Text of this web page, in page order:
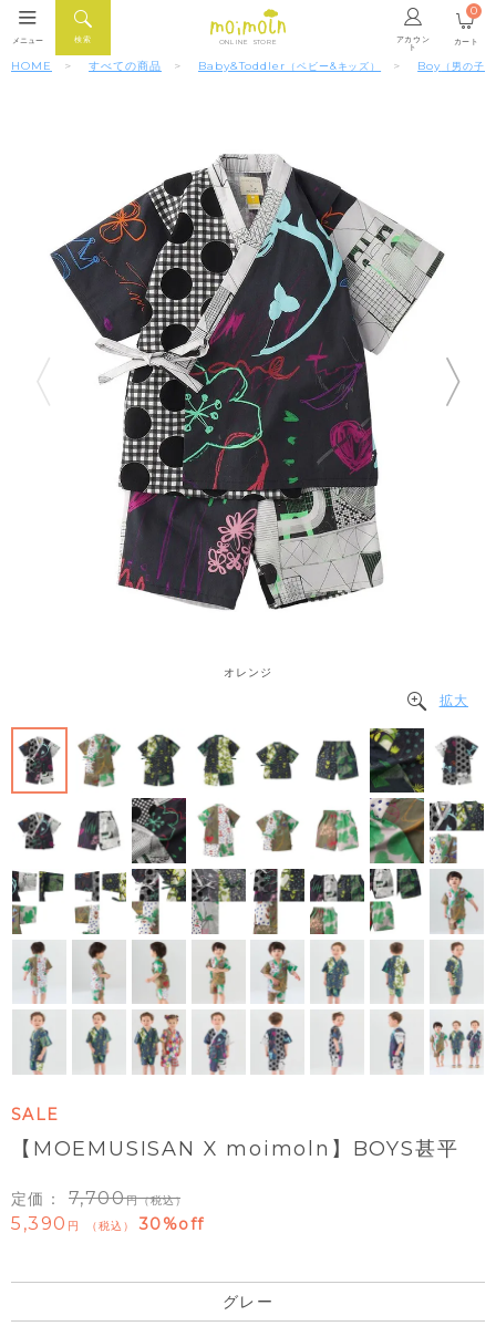
ONLINE STORE アカウン
ト
検索
メニュー カート
0
HOME すべての商品 Baby&Toddler （ベビー&キッズ） Boy （男の子）
オレンジ
拡大
SALE
【MOEMUSISAN X moimoln】BOYS甚平
定価： 7,700 （税込）
5,390 税込 30%off
グレー